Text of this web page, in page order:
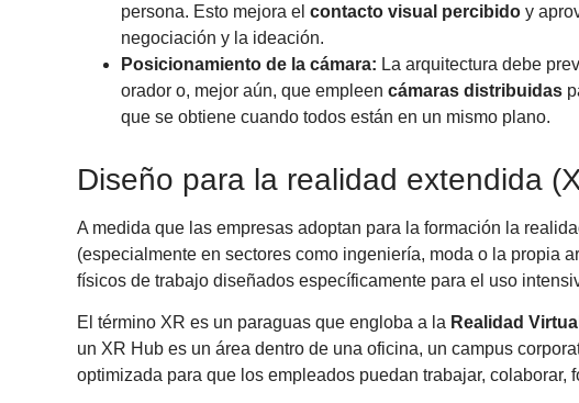
persona. Esto mejora el contacto visual percibido y
negociación y la ideación.
Posicionamiento de la cámara: La arquitectura debe
orador o, mejor aún, que empleen cámaras distribuidas
que se obtiene cuando todos están en un mismo plano.
Diseño para la realidad extendida
A medida que las empresas adoptan para la formación la
(especialmente en sectores como ingeniería, moda o la propia
físicos de trabajo diseñados específicamente para el uso
El término XR es un paraguas que engloba a la Realidad
un XR Hub es un área dentro de una oficina, un campus
optimizada para que los empleados puedan trabajar,